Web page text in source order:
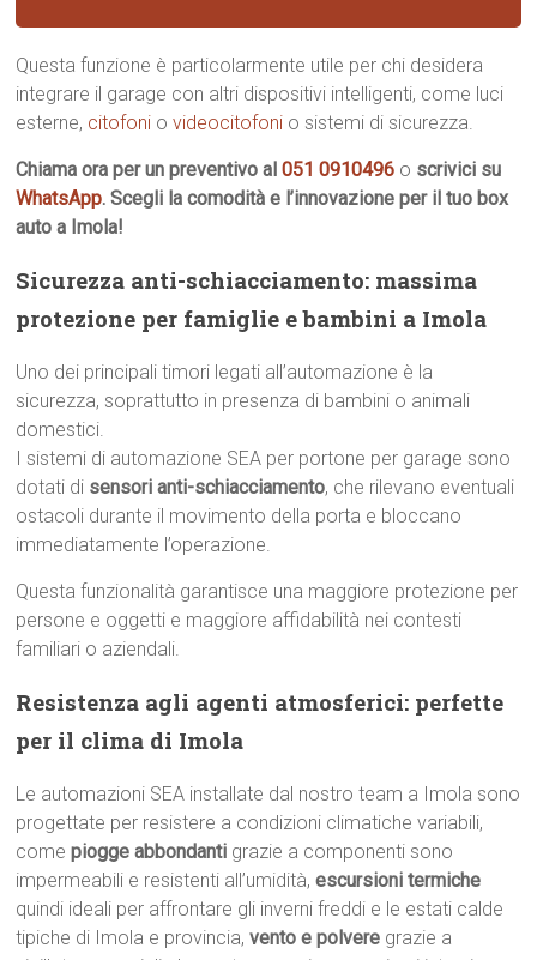
Questa funzione è particolarmente utile per chi desidera
integrare il garage con altri dispositivi intelligenti, come luci
esterne, citofoni ovideocitofoni o sistemi di sicurezza.
Chiama ora per un preventivo al051 0910496 o scrivici su
WhatsApp. Scegli la comodità e l’innovazione per il tuo box
auto a Imola!
Sicurezza anti-schiacciamento: massima
protezione per famiglie e bambini a Imola
Uno dei principali timori legati all’automazione è la
sicurezza, soprattutto in presenza di bambini o animali
domestici.
I sistemi di automazione SEA per portone per garage sono
dotati di sensori anti-schiacciamento, che rilevano eventuali
ostacoli durante il movimento della porta e bloccano
immediatamente l’operazione.
Questa funzionalità garantisce una maggiore protezione per
persone e oggetti e maggiore affidabilità nei contesti
familiari o aziendali.
Resistenza agli agenti atmosferici: perfette
per il clima di Imola
Le automazioni SEA installate dal nostro team a Imola sono
progettate per resistere a condizioni climatiche variabili,
comepiogge abbondanti grazie a componenti sono
impermeabili e resistenti all’umidità,escursioni termiche
quindi ideali per affrontare gli inverni freddi e le estati calde
tipiche di Imola e provincia,vento e polvere grazie a